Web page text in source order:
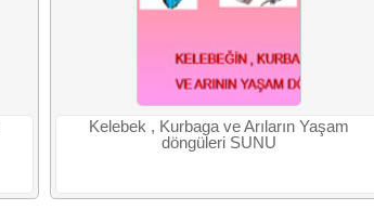
Kelebek , Kurbaga ve Arıların Yaşam
döngüleri SUNU